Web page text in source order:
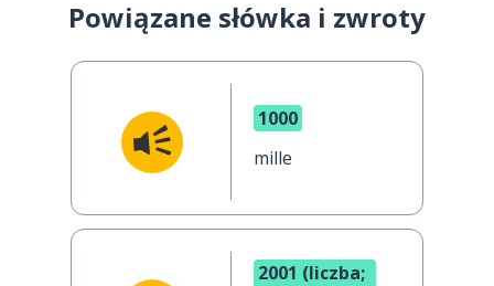
Powiązane słówka i zwroty
1000
mille
2001 (liczba;